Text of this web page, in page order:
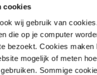
cookies
wij gebruik van
die op je computer
bezoekt. Cookies maken
mogelijk of meten hoe
Sommige